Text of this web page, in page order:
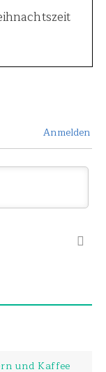
Anmelden
und Kaffee